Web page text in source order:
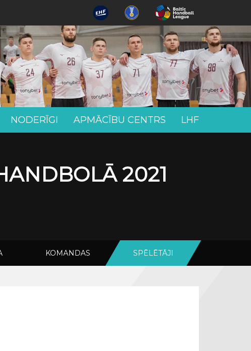
NODERĪGI APMĀCĪBU CENTRS LHF
2021
KOMANDAS SPĒLĒTĀJI